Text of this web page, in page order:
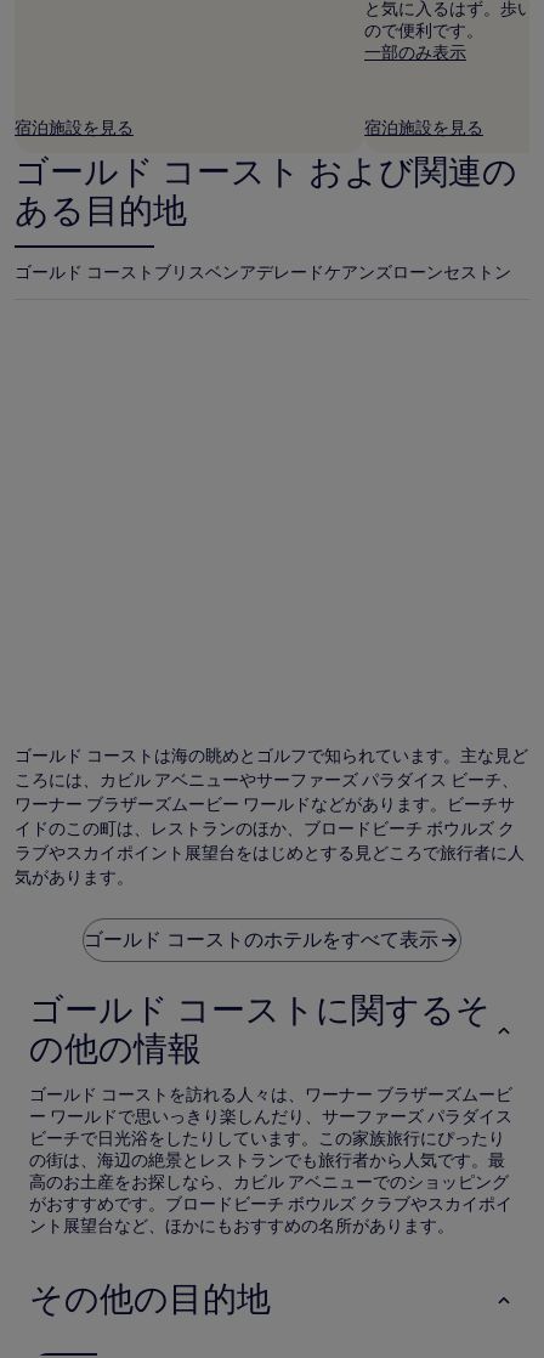
場
合
が
あ
り
ま
す。
別
宿泊施設を見る
と気に入るはず。歩い
ので便利です。
一部のみ表示
宿泊施設を見る
ゴールド コースト および関連の
ある目的地
ゴールド コースト ブリスベンアデレードケアンズローンセストン
ゴールド コーストは海の眺めとゴルフで知られています。主な見ど
ころには、カビル アベニューやサーファーズ パラダイス ビーチ、
ワーナー ブラザーズムービー ワールドなどがあります。ビーチサ
イドのこの町は、レストランのほか、ブロードビーチ ボウルズ ク
ラブやスカイポイント展望台をはじめとする見どころで旅行者に人
気があります。
ゴールド コーストのホテルをすべて表示
ゴールド コーストに関するそ
の他の情報
ゴールド コーストを訪れる人々は、ワーナー ブラザーズムービ
ー ワールドで思いっきり楽しんだり、サーファーズ パラダイス
ビーチで日光浴をしたりしています。この家族旅行にぴったり
の街は、海辺の絶景とレストランでも旅行者から人気です。最
高のお土産をお探しなら、カビル アベニューでのショッピング
がおすすめです。ブロードビーチ ボウルズ クラブやスカイポイ
ント展望台など、ほかにもおすすめの名所があります。
その他の目的地